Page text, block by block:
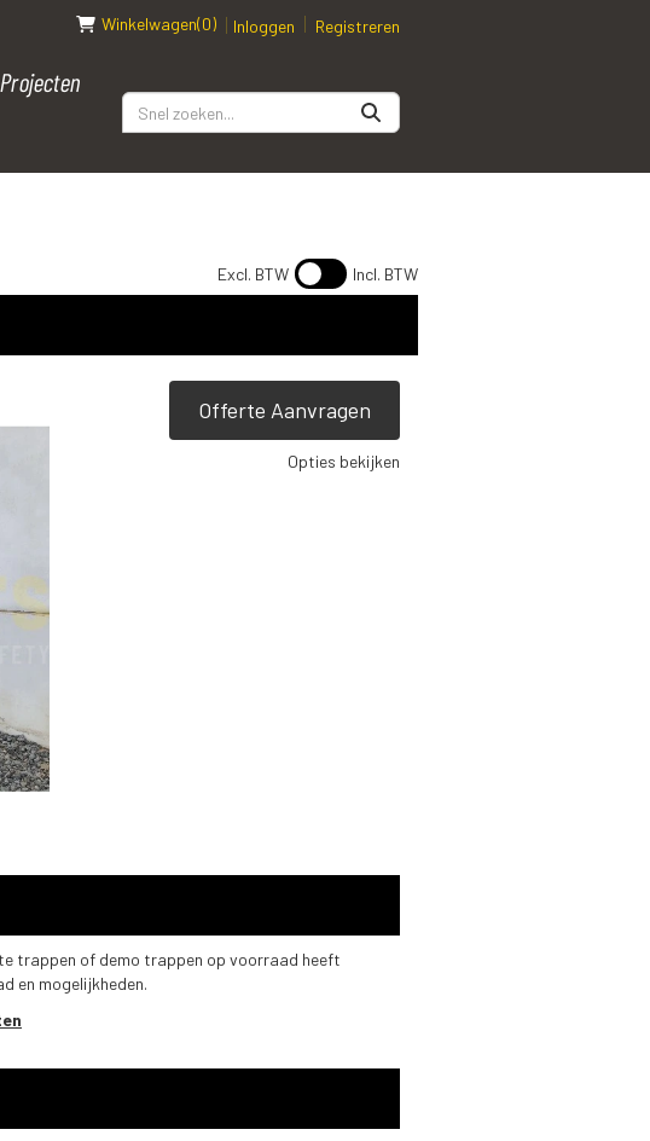
Winkelwagen(0) Inloggen Registreren
Projecten
Excl. BTW Incl. BTW
Offerte Aanvragen
Opties bekijken
trappen of demo trappen op voorraad heeft
en mogelijkheden.